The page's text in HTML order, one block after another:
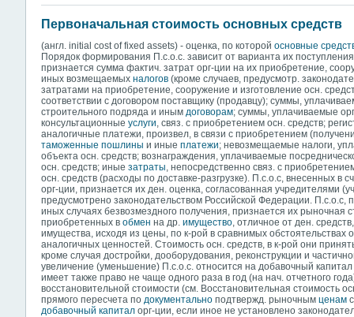
Первоначальная стоимость основных средств
(англ. initial cost of fixed assets) - оценка, по которой основные
Порядок формирования П.с.о.с. зависит от варианта их
признается сумма фактич. затрат орг-ции на их приобретение,
иных возмещаемых налогов (кроме случаев, предусмотр.
затратами на приобретение, сооружение и изготовление осн.
соответствии с договором поставщику (продавцу); суммы,
строительного подряда и иным договорам; суммы, уплачиваемые
консультационные услуги , связ. с приобретением осн. средств;
аналогичные платежи, произвел, в связи с приобретением
таможенные пошлины и иные платежи; невозмещаемые налоги,
объекта осн. средств; вознаграждения, уплачиваемые
осн. средств; иные затраты , непосредственно связ. с
осн. средств (расходы по доставке-разгрузке). П.с.о.с, внесенных в
орг-ции, признается их ден. оценка, согласованная учредителями
предусмотрено законодательством Российской Федерации. П.с.о.с,
иных случаях безвозмездного получения, признается их рыночная
приобретенных в обмен на др. имущество , отличное от ден.
имущества, исходя из цены, по к-рой в сравнимых обстоятельствах
аналогичных ценностей. Стоимость осн. средств, в к-рой они
кроме случая достройки, дооборудования, реконструкции и
увеличение (уменьшение) П.с.о.с. относится на добавочный
имеет также право не чаще одного раза в год (на нач. отчетного
восстановительной стоимости (см. Восстановительная стоимость
прямого пересчета по документально подтвержд. рыночным ценам
добавочный капитал орг-ции, если иное не установлено